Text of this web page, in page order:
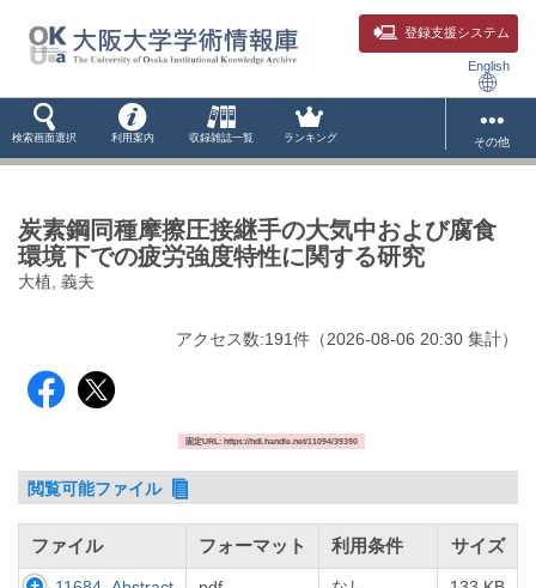
登録支援システム
English
検索画面選択 利用案内 収録雑誌一覧 ランキング その他
炭素鋼同種摩擦圧接継手の大気中および腐食
環境下での疲労強度特性に関する研究
大植, 義夫
アクセス数:191件 （2026-08-06 20:30 集計）
固定URL: https://hdl.handle.net/11094/39390
閲覧可能ファイル
ファイル フォーマット 利用条件 サイズ